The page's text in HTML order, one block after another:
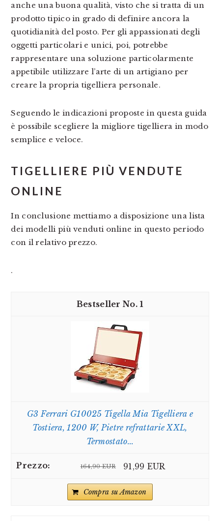
anche una buona qualità, visto che si tratta di un
prodotto tipico in grado di definire ancora la
quotidianità del posto. Per gli appassionati degli
oggetti particolari e unici, poi, potrebbe
rappresentare una soluzione particolarmente
appetibile utilizzare l’arte di un artigiano per
creare la propria tigelliera personale.
Seguendo le indicazioni proposte in questa guida
è possibile scegliere la migliore tigelliera in modo
semplice e veloce.
TIGELLIERE PIÙ VENDUTE
ONLINE
In conclusione mettiamo a disposizione una lista
dei modelli più venduti online in questo periodo
con il relativo prezzo.
.
1
G3 Ferrari G10025 Tigella Mia Tigelliera e
Tostiera, 1200 W, Pietre refrattarie XXL,
Termostato...
164,90 EUR 91,99 EUR
Compra su Amazon